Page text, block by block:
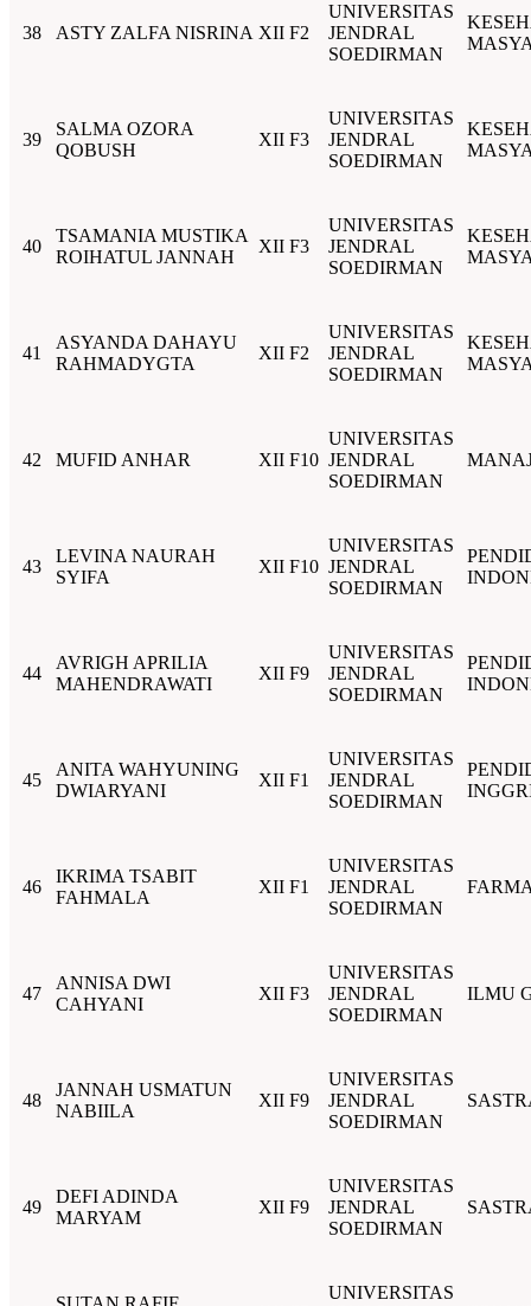
38 ASTY ZALFA NISRINA XII F2
UNIVERSITAS
JENDRAL
SOEDIRMAN
39
SALMA OZORA
QOBUSH
XII F3
UNIVERSITAS
JENDRAL
SOEDIRMAN
40
TSAMANIA MUSTIKA
ROIHATUL JANNAH
XII F3
UNIVERSITAS
JENDRAL
SOEDIRMAN
41
ASYANDA DAHAYU
RAHMADYGTA
XII F2
UNIVERSITAS
JENDRAL
SOEDIRMAN
42 MUFID ANHAR XII F10
UNIVERSITAS
JENDRAL
SOEDIRMAN
43
LEVINA NAURAH
SYIFA
XII F10
UNIVERSITAS
JENDRAL
SOEDIRMAN
44
AVRIGH APRILIA
MAHENDRAWATI
XII F9
UNIVERSITAS
JENDRAL
SOEDIRMAN
45
ANITA WAHYUNING
DWIARYANI
XII F1
UNIVERSITAS
JENDRAL
SOEDIRMAN
46
IKRIMA TSABIT
FAHMALA
XII F1
UNIVERSITAS
JENDRAL
SOEDIRMAN
47
ANNISA DWI
CAHYANI
XII F3
UNIVERSITAS
JENDRAL
SOEDIRMAN
ILMU
48
JANNAH USMATUN
NABIILA
XII F9
UNIVERSITAS
JENDRAL
SOEDIRMAN
49
DEFI ADINDA
MARYAM
XII F9
UNIVERSITAS
JENDRAL
SOEDIRMAN
UNIVERSITAS